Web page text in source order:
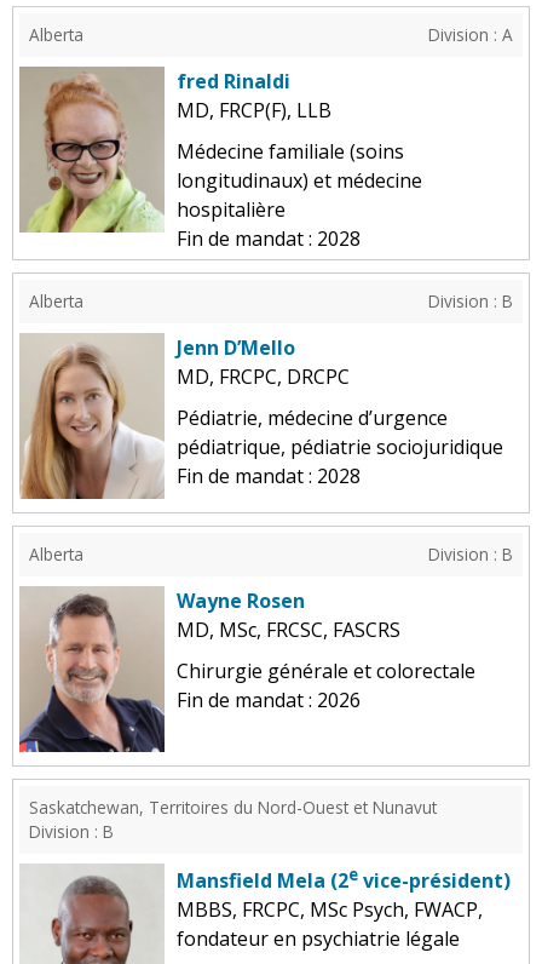
Alberta Division : A
fred Rinaldi
MD, FRCP(F), LLB
Médecine familiale (soins
longitudinaux) et médecine
hospitalière
Fin de mandat : 2028
Alberta Division : B
Jenn D’Mello
MD, FRCPC, DRCPC
Pédiatrie, médecine d’urgence
pédiatrique, pédiatrie sociojuridique
Fin de mandat : 2028
Alberta Division : B
Wayne Rosen
MD, MSc, FRCSC, FASCRS
Chirurgie générale et colorectale
Fin de mandat : 2026
Saskatchewan, Territoires du Nord-Ouest et Nunavut
Division : B
Mansfield Mela (2e vice-président)
MBBS, FRCPC, MSc Psych, FWACP,
fondateur en psychiatrie légale